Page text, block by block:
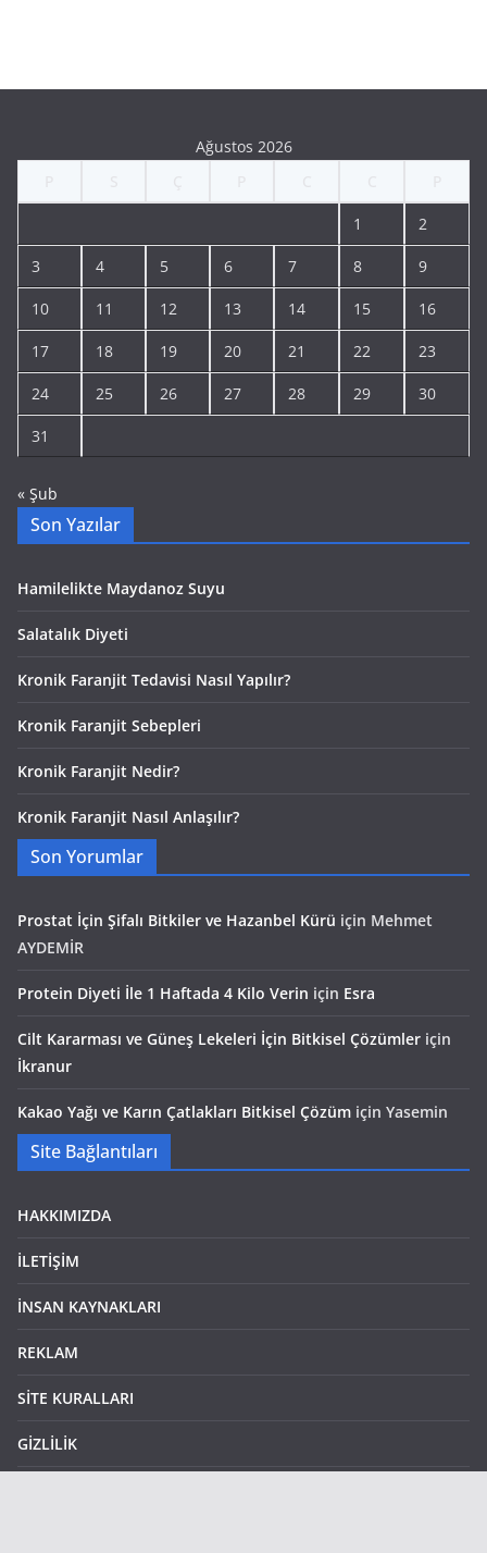
Ağustos 2026
1 2
3 4 5 6 7 8 9
10 11 12 13 14 15 16
17 18 19 20 21 22 23
24 25 26 27 28 29 30
31
« Şub
Son Yazılar
Hamilelikte Maydanoz Suyu
Salatalık Diyeti
Kronik Faranjit Tedavisi Nasıl Yapılır?
Kronik Faranjit Sebepleri
Kronik Faranjit Nedir?
Kronik Faranjit Nasıl Anlaşılır?
Son Yorumlar
Prostat İçin Şifalı Bitkiler ve Hazanbel Kürü için Mehmet
AYDEMİR
Protein Diyeti İle 1 Haftada 4 Kilo Verin için Esra
Cilt Kararması ve Güneş Lekeleri İçin Bitkisel Çözümler için
İkranur
Kakao Yağı ve Karın Çatlakları Bitkisel Çözüm için Yasemin
Site Bağlantıları
HAKKIMIZDA
İLETİŞİM
İNSAN KAYNAKLARI
REKLAM
SİTE KURALLARI
GİZLİLİK